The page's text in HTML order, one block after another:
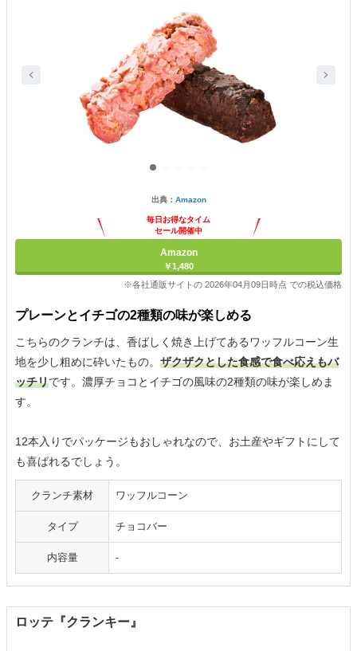
出典： Amazon
毎日お得なタイム
セール開催中
Amazon
￥1,480
※各社通販サイトの 2026年04月09日時点 での税込価格
プレーンとイチゴの2種類の味が楽しめる
こちらのクランチは、香ばしく焼き上げてあるワッフルコーン生
地を少し粗めに砕いたもの。 ザクザクとした食感で食べ応えもバ
ッチリです。濃厚チョコとイチゴの風味の2種類の味が楽しめま
す。
12本入りでパッケージもおしゃれなので、お土産やギフトにして
も喜ばれるでしょう。
クランチ素材 ワッフルコーン
タイプ チョコバー
内容量 -
ロッテ『クランキー』